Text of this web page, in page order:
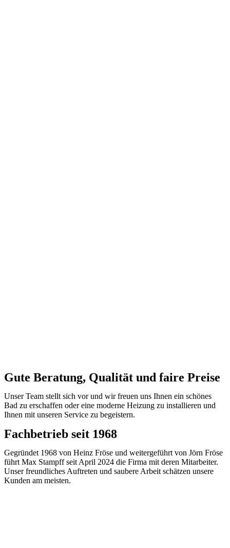
Gute Beratung, Qualität und faire Preise
Unser Team stellt sich vor und wir freuen uns Ihnen ein schönes
Bad zu erschaffen oder eine moderne Heizung zu installieren und
Ihnen mit unseren Service zu begeistern.
Fachbetrieb seit 1968
Gegründet 1968 von Heinz Fröse und weitergeführt von Jörn Fröse
führt Max Stampff seit April 2024 die Firma mit deren Mitarbeiter.
Unser freundliches Auftreten und saubere Arbeit schätzen unsere
Kunden am meisten.